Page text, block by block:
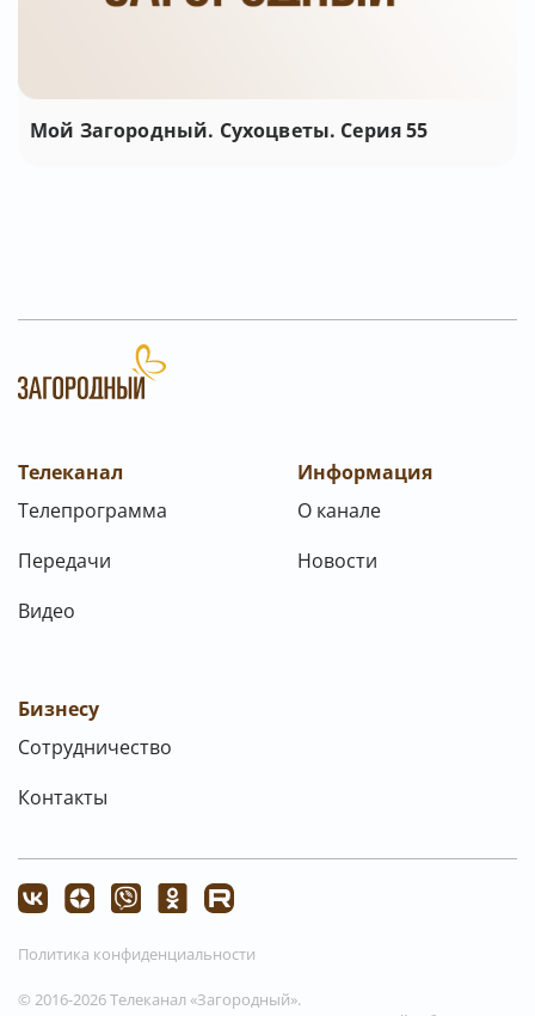
Мой Загородный. Сухоцветы. Серия 55
Телеканал
Телепрограмма
Передачи
Видео
Информация
О канале
Новости
Бизнесу
Сотрудничество
Контакты
© 2016-2026 Телеканал «Загородный».
Политика конфиденциальности